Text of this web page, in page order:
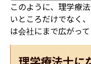
このように、理学療
いところだけでなく
は会社にまで広がって